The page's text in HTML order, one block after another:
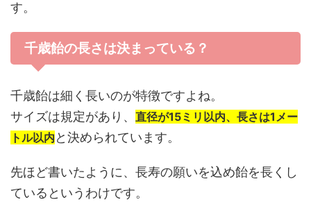
す。
千歳飴の長さは決まっている？
千歳飴は細く長いのが特徴ですよね。
サイズは規定があり、 直径が15ミリ以内、長さは1メー
トル以内 と決められています。
先ほど書いたように、長寿の願いを込め飴を長くし
ているというわけです。